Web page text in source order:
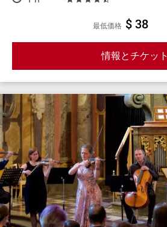
最低価格 $ 38
情報とチケット